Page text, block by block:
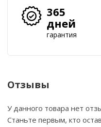
365
дней
гарантия
Отзывы
У данного товара нет
Станьте первым, кто